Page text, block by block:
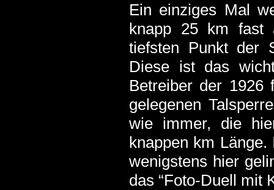
Ein einziges Mal
knapp 25 km fast
tiefsten Punkt der
Diese ist das
Betreiber der 1926
gelegenen
wie immer, die
knappen km
wenigstens hier
das “Foto-Duell mit